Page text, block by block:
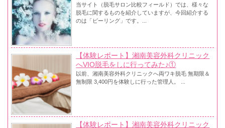
当サイト（脱毛サロン比較フィールド）では、様々な
脱毛に関するものを紹介していますが、今回紹介する
のは「ピーリング」です。...
【体験レポート】湘南美容外科クリニック
へVIO脱毛をしに行ってみた♪①
以前、湘南美容外科クリニックへ両ワキ脱毛 無期限＆
無制限 3,400円を体験しに行った管理人。 ...
【体験レポート】湘南美容外科クリニック